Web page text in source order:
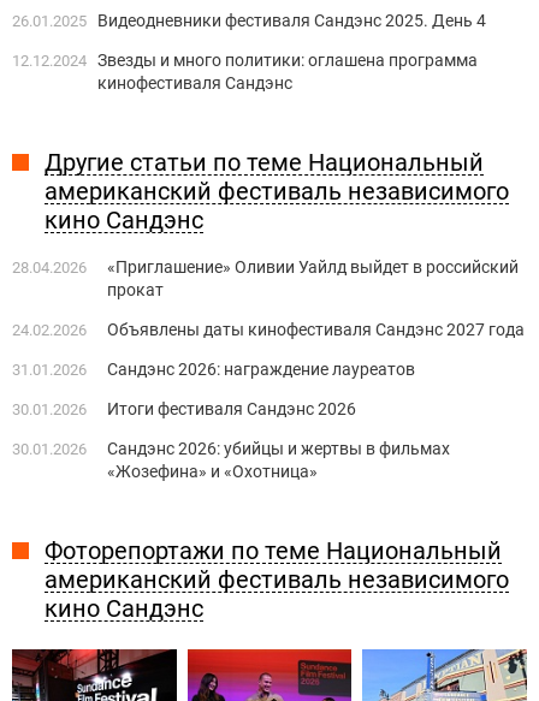
26.01.2025 Видеодневники фестиваля Сандэнс 2025. День 4
12.12.2024 Звезды и много политики: оглашена программа
кинофестиваля Сандэнс
Другие статьи по теме Национальный
американский фестиваль независимого
кино Сандэнс
28.04.2026
«Приглашение» Оливии Уайлд выйдет в российский
прокат
24.02.2026 Объявлены даты кинофестиваля Сандэнс 2027 года
31.01.2026 Сандэнс 2026: награждение лауреатов
30.01.2026 Итоги фестиваля Сандэнс 2026
30.01.2026
Сандэнс 2026: убийцы и жертвы в фильмах
«Жозефина» и «Охотница»
Фоторепортажи по теме Национальный
американский фестиваль независимого
кино Сандэнс